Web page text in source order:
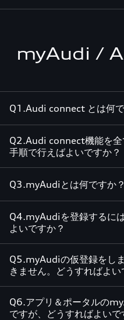
myAudi /
Q1.Audi connect とは何で
Q2.Audi connect機能を全
手順で行えばよいですか？
Q3.myAudiとは何ですか？
Q4.myAudiを登録するに
よいですか？
Q5.myAudiの仮登録をし
きません。どうすればよい
Q6.アプリ＆ポータルの
ですが、どうすればよいで